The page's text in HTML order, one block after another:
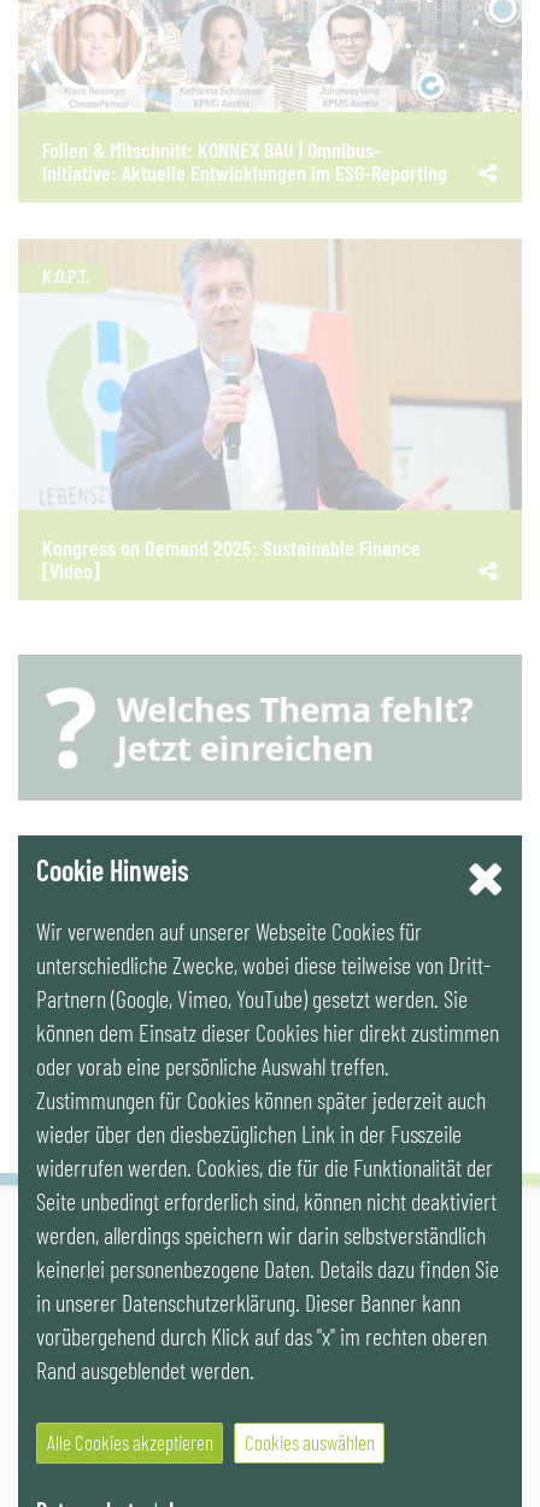
Folien & Mitschnitt: KONNEX BAU | Omnibus-
Initiative: Aktuelle Entwicklungen im ESG-Reporting
K.O.P.T.
Kongress on Demand 2025: Sustainable Finance
[Video]
YouTube
LinkedIn
Newsletter
IG LEBENSZYKLUS BAU
Wipplingerstr. 10/Top 9, Stoß im Himmel, A-1010 Wien
office@ig-lebenszyklus.at
Kontakt
Videos |Veranstaltungen
© 2021 IG LEBENSZYKLUS BAU
Cookie Hinweis
Wir verwenden auf unserer Webseite Cookies für
unterschiedliche Zwecke, wobei diese teilweise von Dritt-
Partnern (Google, Vimeo, YouTube) gesetzt werden. Sie
können dem Einsatz dieser Cookies hier direkt zustimmen
oder vorab eine persönliche Auswahl treffen.
Zustimmungen für Cookies können später jederzeit auch
wieder über den diesbezüglichen Link in der Fusszeile
widerrufen werden. Cookies, die für die Funktionalität der
Seite unbedingt erforderlich sind, können nicht deaktiviert
werden, allerdings speichern wir darin selbstverständlich
keinerlei personenbezogene Daten. Details dazu finden Sie
in unserer Datenschutzerklärung. Dieser Banner kann
vorübergehend durch Klick auf das "x" im rechten oberen
Rand ausgeblendet werden.
Alle Cookies akzeptieren Cookies auswählen